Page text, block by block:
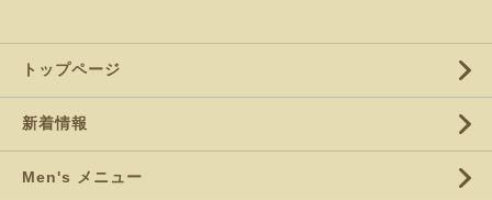
トップページ
新着情報
Men's メニュー